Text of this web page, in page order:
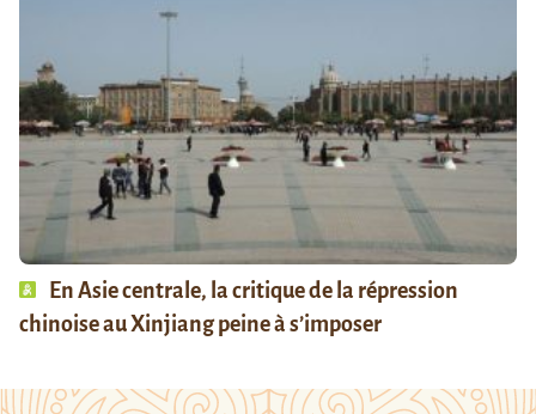
En Asie centrale, la critique de la répression
chinoise au Xinjiang peine à s’imposer